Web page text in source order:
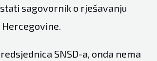
sagovornik o rješavanju
SNSD-a, onda nema